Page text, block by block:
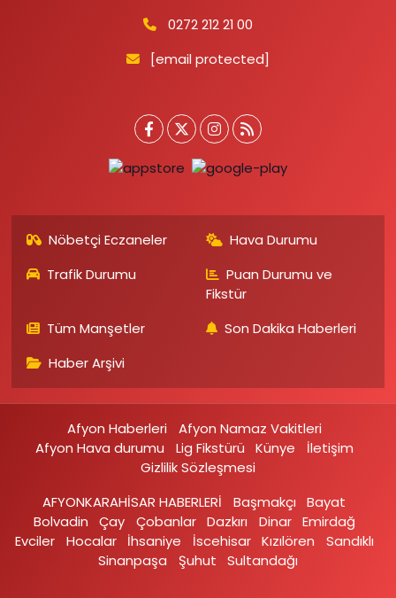
0272 212 21 00
[email protected]
Nöbetçi Eczaneler
Hava Durumu
Trafik Durumu
Puan Durumu ve
Fikstür
Tüm Manşetler
Son Dakika Haberleri
Haber Arşivi
Afyon Haberleri
Afyon Namaz Vakitleri
Afyon Hava durumu
Lig Fikstürü Künye
İletişim
Gizlilik Sözleşmesi
AFYONKARAHİSAR HABERLERİ
Başmakçı
Bayat
Bolvadin
Çay Çobanlar Dazkırı Dinar Emirdağ‎
Evciler‎
Hocalar İhsaniye‎ İscehisar Kızılören‎
Sandıklı‎
Sinanpaşa
Şuhut Sultandağı